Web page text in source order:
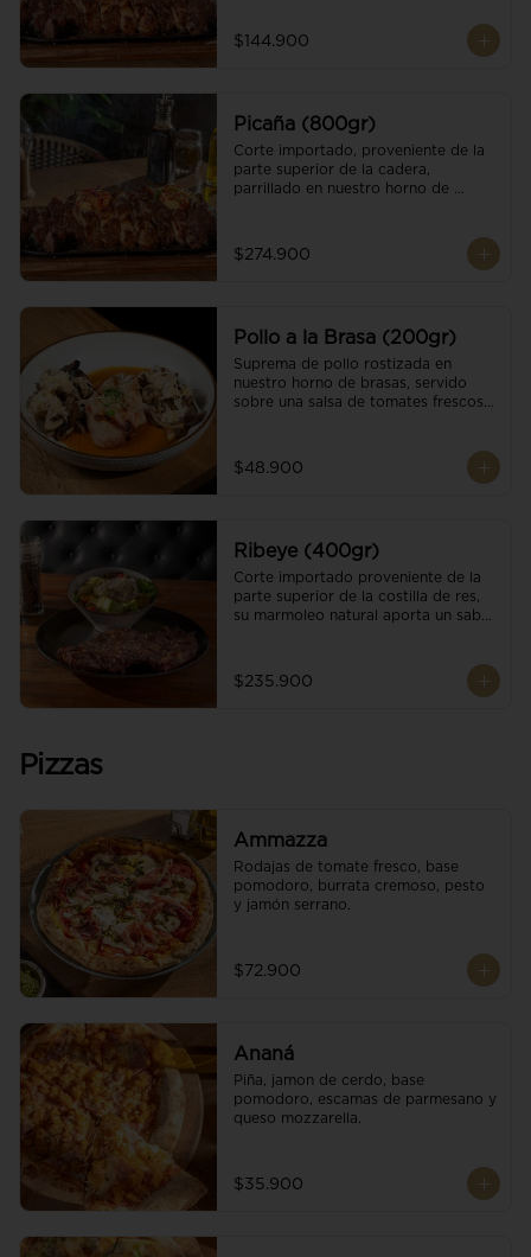
Acompañado de salsa criolla de la
casa.
$144.900
Picaña (800gr)
Corte importado, proveniente de la
parte superior de la cadera,
parrillado en nuestro horno de
Acompañado de salsa criolla de la
casa.
$274.900
Pollo a la Brasa (200gr)
Suprema de pollo rostizada en
nuestro horno de brasas, servido
sobre una salsa de tomates frescos y
$48.900
Ribeye (400gr)
Corte importado proveniente de la
parte superior de la costilla de res,
su marmoleo natural aporta un sabor
con cristales de sal y mantequilla de
ajo y pimientos. Acompañado de una
$235.900
Pizzas
Ammazza
Rodajas de tomate fresco, base
pomodoro, burrata cremoso, pesto
y jamón serrano.
$72.900
Ananá
Piña, jamon de cerdo, base
pomodoro, escamas de parmesano y
queso mozzarella.
$35.900